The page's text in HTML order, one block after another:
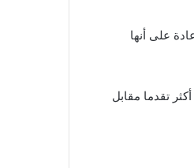
على أنها
تقدما مقابل